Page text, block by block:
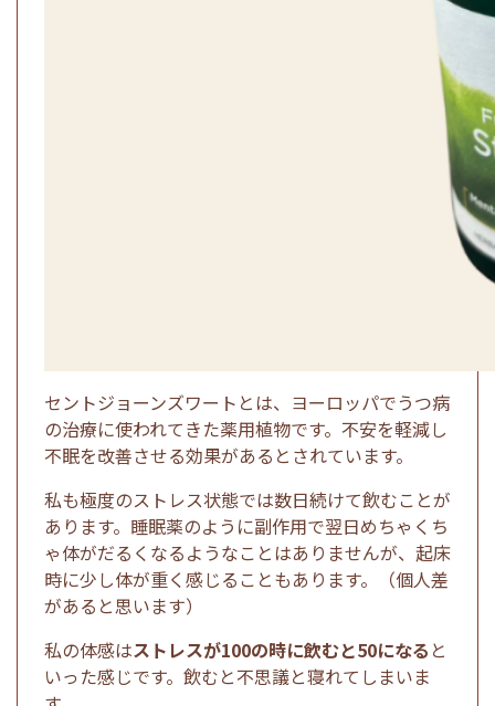
セントジョーンズワートとは、ヨーロッパでうつ病
の治療に使われてきた薬用植物です。不安を軽減し
不眠を改善させる効果があるとされています。
私も極度のストレス状態では数日続けて飲むことが
あります。睡眠薬のように副作用で翌日めちゃくち
ゃ体がだるくなるようなことはありませんが、起床
時に少し体が重く感じることもあります。（個人差
があると思います）
私の体感はストレスが100の時に飲むと50になる と
いった感じです。飲むと不思議と寝れてしまいま